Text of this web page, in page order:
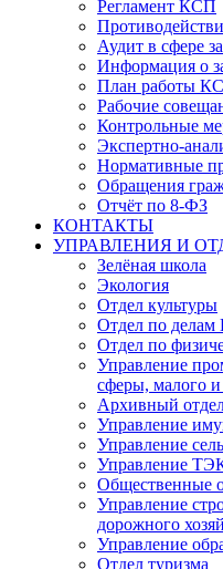
Регламент КСП
Аудит в сфере
Информация о
План работы
Рабочие
Контрольные
Экспертно-
Нормативные
Обращения
Отчёт по 8-ФЗ
КОНТАКТЫ
УПРАВЛЕНИЯ И
Зелёная школа
Экология
Отдел культуры
Отдел по
Отдел по
Управление
сферы, малого и
Архивный
Управление
Управление
Управление
Общественные
Управление
дорожного
Управление
Отдел туризма